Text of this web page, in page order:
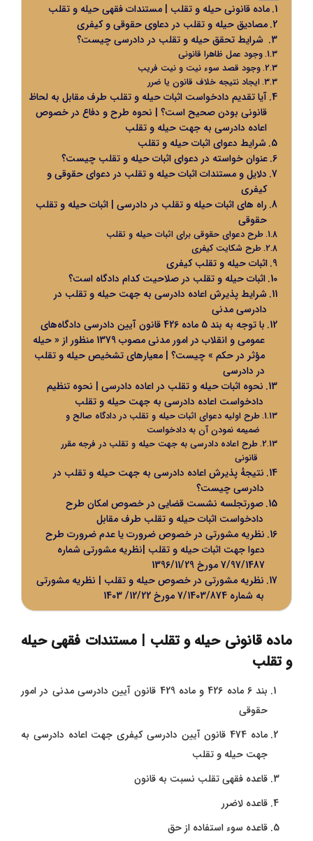
ماده قانونی حیله و تقلب | مستندات فقهی حیله و تقلب
مصادیق حیله و تقلب در دعاوی حقوقی و کیفری
شرایط تحقق حیله و تقلب در دادرسی چیست؟
وجود عمل ظاهرا قانونی
وجود قصد سوء نیت و نیت فریب
ایجاد نتیجه خلاف قانون یا ضرر
آیا تقدیم دادخواست اثبات حیله و تقلب طرف مقابل به لحاظ
قانونی بودن صحیح است؟ | نحوه طرح و دفاع در خصوص
اعاده دادرسی به جهت حیله و تقلب
شرایط دعوای اثبات حیله و تقلب
عنوان خواسته در دعوای اثبات حیله و تقلب چیست؟
دلایل و مستندات اثبات حیله و تقلب در دعوای حقوقی و
کیفری
راه ‌های اثبات حیله و تقلب در دادرسی | اثبات حیله و تقلب
حقوقی
طرح دعوای حقوقی برای اثبات حیله و تقلب
طرح شکایت کیفری
اثبات حیله و تقلب کیفری
اثبات حیله و تقلب در صلاحیت کدام دادگاه است؟
شرایط پذیرش اعاده دادرسی به جهت حیله و تقلب در
دادرسی مدنی
با توجه به بند 5 ماده 426 قانون آیین دادرسی دادگاه‌های
عمومی و انقلاب در امور مدنی مصوب 1379 منظور از « حیله
مؤثر در حکم » چیست؟ | معیارهای تشخیص حیله و تقلب
در دادرسی
نحوه اثبات حیله و تقلب در اعاده دادرسی | نحوه تنظیم
دادخواست اعاده دادرسی به جهت حیله و تقلب
طرح اولیه دعوای اثبات حیله و تقلب در دادگاه صالح و
ضمیمه نمودن آن به دادخواست
طرح اعاده دادرسی به جهت حیله و تقلب در فرجه مقرر
قانونی
نتیجهٔ پذیرش اعاده دادرسی به جهت حیله و تقلب در
دادرسی چیست؟
صورتجلسه نشست قضایی در خصوص امکان طرح
دادخواست اثبات حیله و تقلب طرف مقابل
نظریه مشورتی در خصوص ضرورت یا عدم ضرورت طرح
دعوا جهت اثبات حیله و تقلب |نظریه مشورتی شماره
7/97/1487 مورخ 1396/11/29
نظریه مشورتی در خصوص حیله و تقلب | نظریه مشورتی
به شماره 7/1403/874 مورخ 12/22/ 1403
ماده قانونی حیله و تقلب | مستندات فقهی حیله
و تقلب
بند 6 ماده 426 و ماده 429 قانون آیین دادرسی مدنی در امور
حقوقی
ماده 474 قانون آیین دادرسی کیفری جهت اعاده دادرسی به
جهت حیله و تقلب
قاعده فقهی تقلب نسبت به قانون
قاعده لاضرر
قاعده سوء استفاده از حق